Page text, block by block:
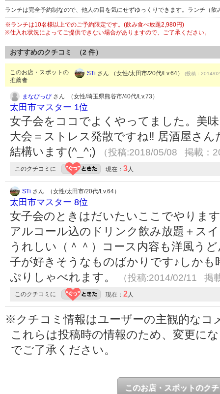
ランチは完全予約制なので、他人の目を気にせずゆっくりできます。ランチ（
※ランチは10名様以上でのご予約限定です。(飲み食べ放題2,980円)
※仕入れ状況によってご提供できない場合がありますので、ご了承ください。
おすすめのクチコミ （2 件）
このお店・スポットの
推薦者
STi さん （女性/太田市/20代/Lv.64） (投稿：2014/
まなぴっぴさん （女性/埼玉県熊谷市/40代/Lv.73）
太田市マスター 1位
女子会をココでよくやってました。美
大会＝ストレス発散ですね‼︎ 居酒屋さ
結構います(^_^;)
（投稿:2018/05/08 掲載：
このクチコミに 現在： 3人
STi さん （女性/太田市/20代/Lv.64）
太田市マスター 8位
女子会のときはだいたいここでやりま
アルコール込のドリンク飲み放題＋ス
うれしい（＾＾）コース内容も洋風う
子が好きそうなものばかりです♪しかも
ぷりしゃべれます。
（投稿:2014/02/11 掲
このクチコミに 現在： 2人
※クチコミ情報はユーザーの主観的なコ
これらは投稿時の情報のため、変更に
でご了承ください。
このお店・スポットのク